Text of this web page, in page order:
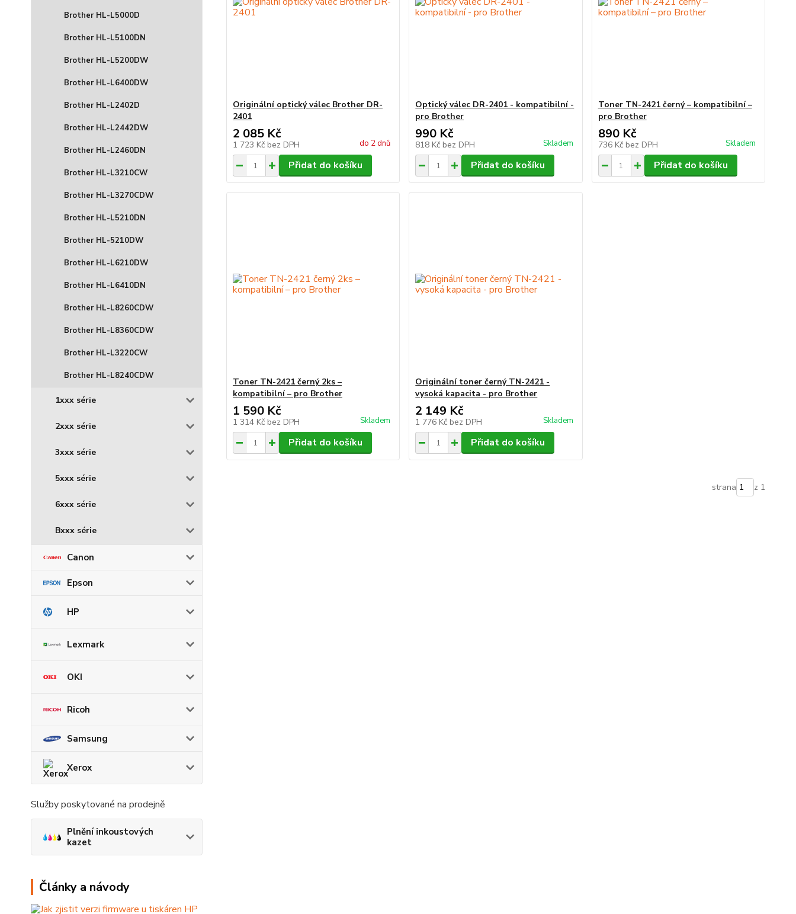
Brother HL-L5000D
Brother HL-L5100DN
Brother HL-L5200DW
Brother HL-L6400DW
Brother HL-L2402D
Brother HL-L2442DW
Brother HL-L2460DN
Brother HL-L3210CW
Brother HL-L3270CDW
Brother HL-L5210DN
Brother HL-5210DW
Brother HL-L6210DW
Brother HL-L6410DN
Brother HL-L8260CDW
Brother HL-L8360CDW
Brother HL-L3220CW
Brother HL-L8240CDW
1xxx série
2xxx série
3xxx série
5xxx série
6xxx série
Bxxx série
Canon
Epson
HP
Lexmark
OKI
Ricoh
Samsung
Xerox
Služby poskytované na prodejně
Plnění inkoustových
kazet
Články a návody
Originální optický válec Brother DR-
2401
2 085 Kč
1 723 Kč bez DPH do 2 dnů
Přidat do košíku
Optický válec DR-2401 - kompatibilní -
pro Brother
990 Kč
818 Kč bez DPH Skladem
Přidat do košíku
Toner TN-2421 černý – kompatibilní –
pro Brother
890 Kč
736 Kč bez DPH Skladem
Přidat do košíku
Toner TN-2421 černý 2ks –
kompatibilní – pro Brother
1 590 Kč
1 314 Kč bez DPH Skladem
Přidat do košíku
Originální toner černý TN-2421 -
vysoká kapacita - pro Brother
2 149 Kč
1 776 Kč bez DPH Skladem
Přidat do košíku
strana z 1